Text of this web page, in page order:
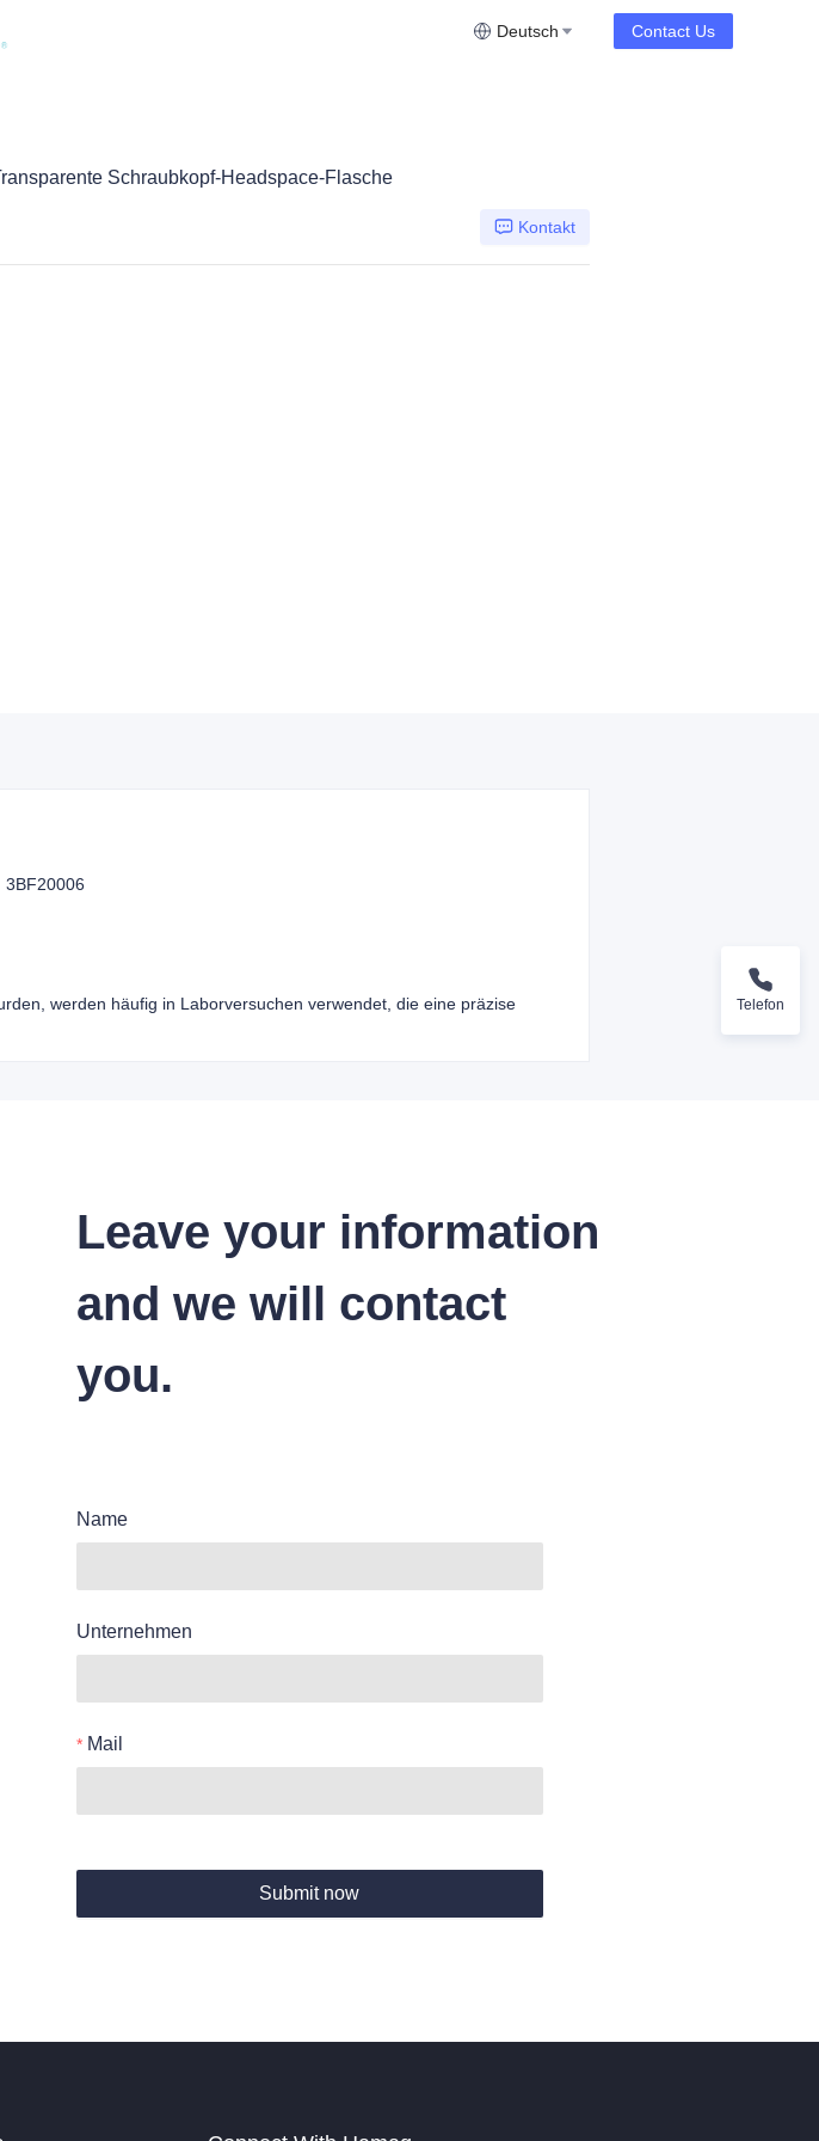
Deutsch Contact Us
Schraubkopf-Headspace-Flasche
Kontakt
3BF20006
werden häufig in Laborversuchen verwendet, die eine präzise
Leave your information
and we will contact
you.
Name
Unternehmen
Mail
Submit now
Telefon